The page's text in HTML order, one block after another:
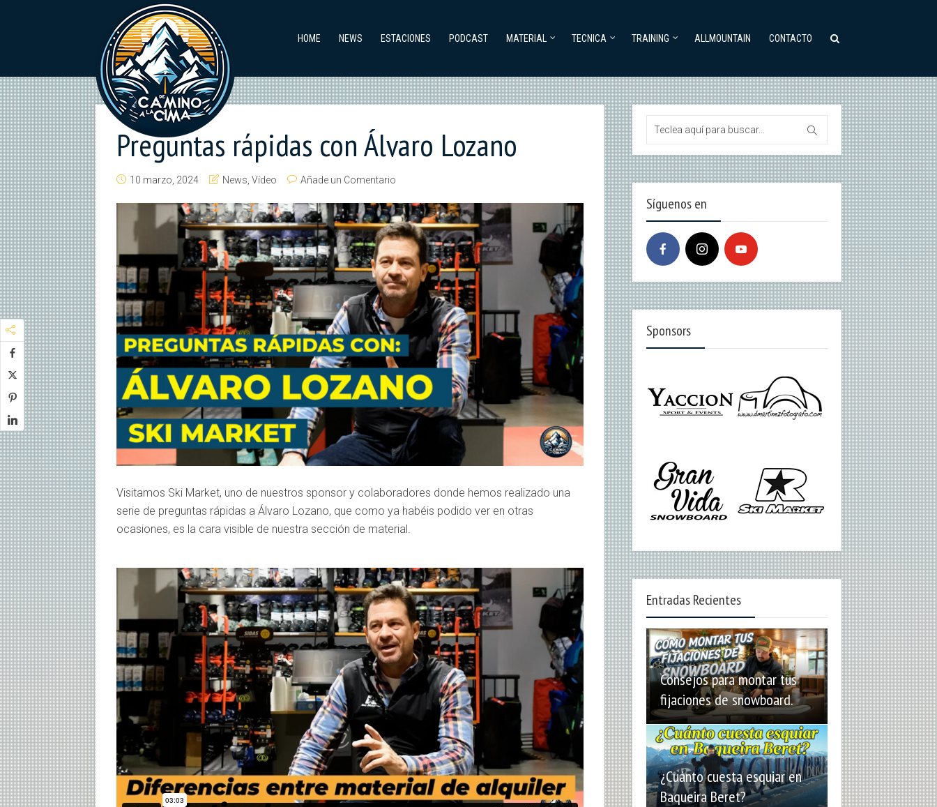
HOME NEWS ESTACIONES PODCAST MATERIAL TECNICA TRAINING ALLMOUNTAIN CONTACTO
Preguntas rápidas con Álvaro Lozano
10 marzo, 2024 News Vídeo Añade un Comentario
Visitamos Ski Market, uno de nuestros sponsor y colaboradores donde hemos realizado una
serie de preguntas rápidas a Álvaro Lozano, que como ya habéis podido ver en otras
ocasiones, es la cara visible de nuestra sección de material.
Síguenos en
Sponsors
Entradas Recientes
Consejos para montar tus
fijaciones de snowboard.
¿Cuánto cuesta esquiar en
Baqueira Beret?